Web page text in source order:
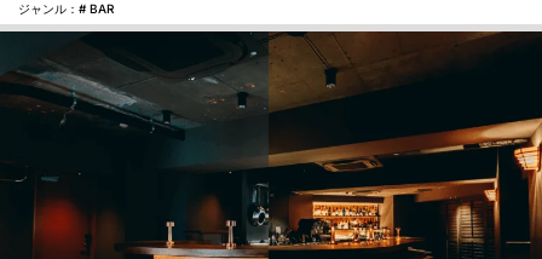
c
ジャンル：# BAR